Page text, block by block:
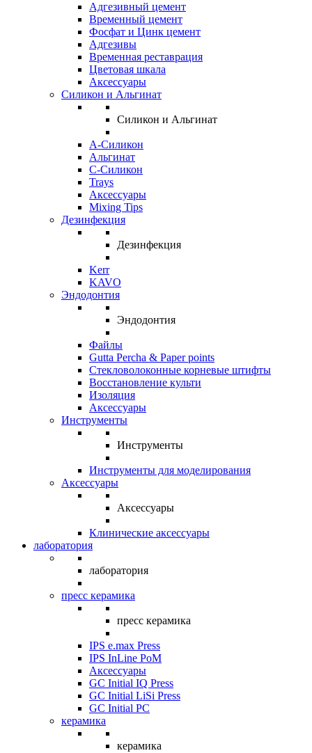
Адгезивный цемент
Временный цемент
Фосфат и Цинк цемент
Адгезивы
Временная реставрация
Цветовая шкала
Аксессуары
Силикон и Альгинат
Силикон и Альгинат
A-Силикон
Альгинат
C-Силикон
Trays
Аксессуары
Mixing Tips
Дезинфекция
Дезинфекция
Kerr
KAVO
Эндодонтия
Эндодонтия
Файлы
Gutta Percha & Paper points
Стекловолоконные корневые штифты
Восстановление культи
Изоляция
Аксессуары
Инструменты
Инструменты
Инструменты для моделирования
Аксессуары
Аксессуары
Клинические аксессуары
лаборатория
лаборатория
пресс керамика
пресс керамика
IPS e.max Press
IPS InLine PoM
Аксессуары
GC Initial IQ Press
GC Initial LiSi Press
GC Initial PC
керамика
керамика